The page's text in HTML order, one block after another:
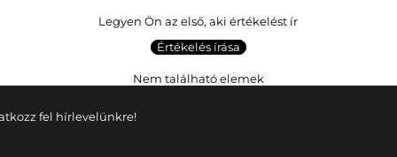
Legyen Ön az első, aki értékelést ír
Értékelés írása
Nem található elemek
fel hírlevelünkre!